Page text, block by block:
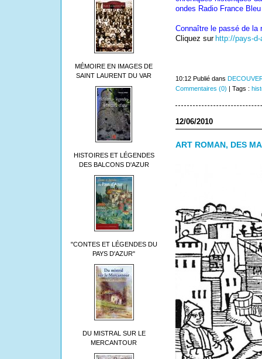
MÉMOIRE EN IMAGES DE
SAINT LAURENT DU VAR
HISTOIRES ET LÉGENDES
DES BALCONS D'AZUR
"CONTES ET LÉGENDES DU
PAYS D'AZUR"
DU MISTRAL SUR LE
MERCANTOUR
ondes Radio France Bleu
Connaître le passé de la
Cliquez sur http://pays-
10:12 Publié dans
Commentaires (0) | Tags :
12/06/2010
ART ROMAN, DES